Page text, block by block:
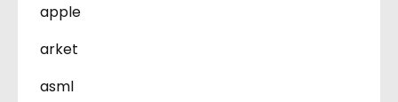
apple
arket
asml